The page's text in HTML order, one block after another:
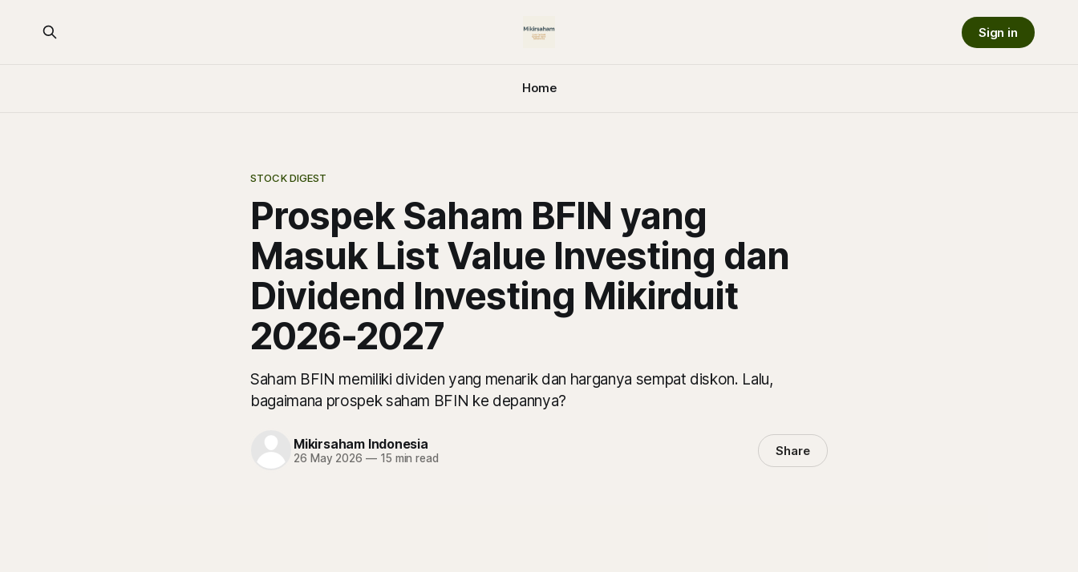
Home
Sign in
STOCK DIGEST
Prospek Saham BFIN yang
Masuk List Value Investing dan
Dividend Investing Mikirduit
2026-2027
Saham BFIN memiliki dividen yang menarik dan harganya sempat diskon. Lalu,
bagaimana prospek saham BFIN ke depannya?
Mikirsaham Indonesia
26 May 2026 —15 min read Share